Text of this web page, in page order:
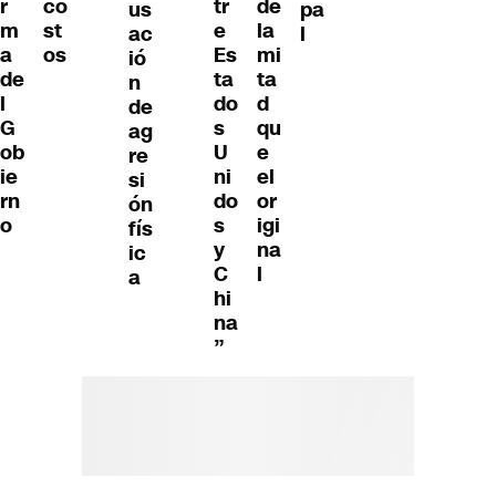
r
m
a
de
l
G
ob
ie
rn
o
co
st
os
us
ac
ió
n
de
ag
re
si
ón
fís
ic
a
tr
e
Es
ta
do
s
U
ni
do
s
y
C
hi
na
”
de
la
mi
ta
d
qu
e
el
or
igi
na
l
pa
l